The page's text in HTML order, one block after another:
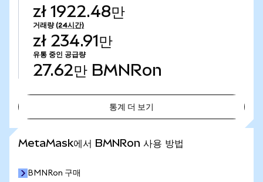
zł 1922.48만
거래량 (24시간)
zł 234.91만
유통 중인 공급량
27.62만 BMNRon
통계 더 보기
MetaMask에서 BMNRon 사용 방법
BMNRon 구매